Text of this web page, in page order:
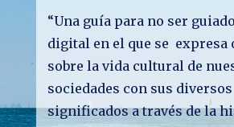
“Una guía para no ser
digital en el que se expresa
sobre la vida cultural de
sociedades con sus diversos
significados a través de la